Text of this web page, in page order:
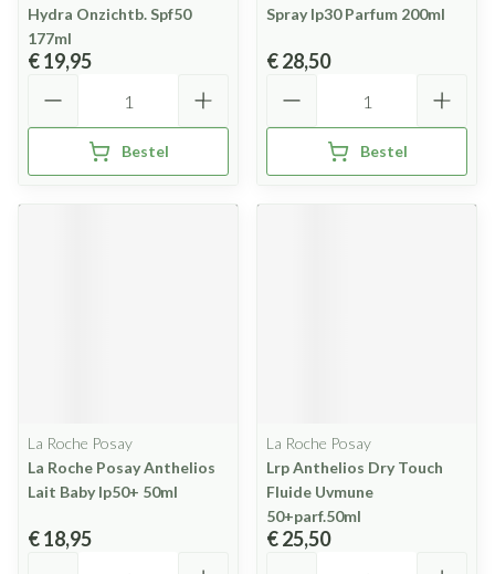
Hydra Onzichtb. Spf50
177ml
€ 19,95
Bestel
Spray Ip30 Parfum 200ml
€ 28,50
Bestel
La Roche Posay
La Roche Posay Anthelios
Lait Baby Ip50+ 50ml
€ 18,95
La Roche Posay
Lrp Anthelios Dry Touch
Fluide Uvmune
50+parf.50ml
€ 25,50